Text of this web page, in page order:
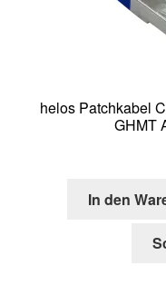
helos Patchkabel
GHMT
In den